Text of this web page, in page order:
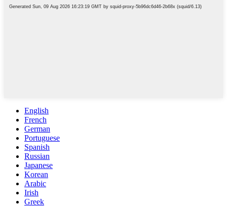
English
French
German
Portuguese
Spanish
Russian
Japanese
Korean
Arabic
Irish
Greek